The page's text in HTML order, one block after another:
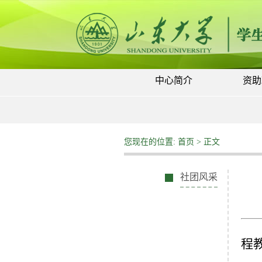
中心简介 资
您现在的位置: 首页 > 正文
社团风采
程